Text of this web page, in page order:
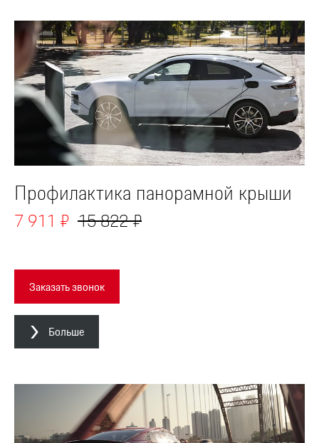
Профилактика панорамной крыши
7 911 ₽ 15 822 ₽
Заказать звонок
Больше